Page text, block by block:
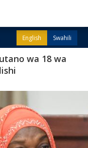
English Swahili
wa 18 wa